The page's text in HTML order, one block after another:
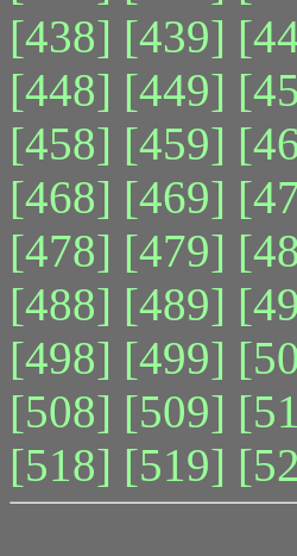
[438] [439]
[448] [449]
[458] [459]
[468] [469]
[478] [479]
[488] [489]
[498] [499]
[508] [509]
[518] [519]